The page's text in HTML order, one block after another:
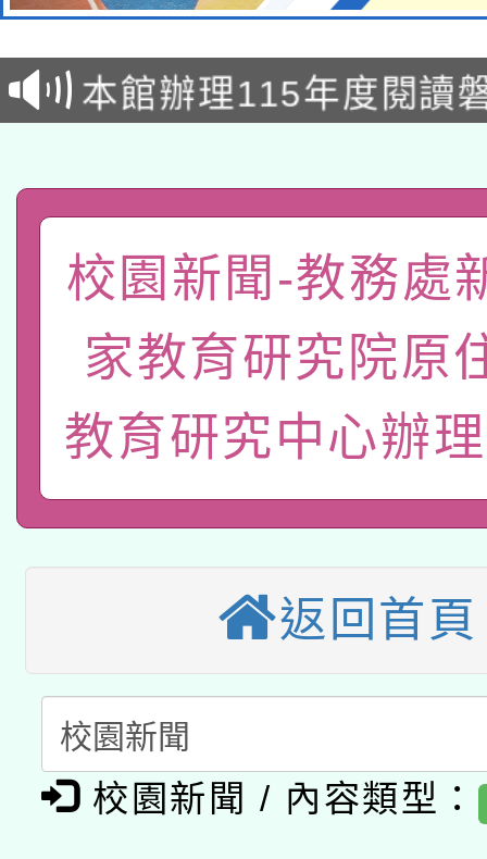
招甄選結果公告(無人
招)
適應運動共學行動站研
本館辦理115年度閱讀
暨閱讀推動專業研習
科技賦能─人工智慧
礎課程
A3數位素養講師名單
pilot」
有關大陸委員會函釋公
薪期間赴陸應申請許可
轉知經濟部水利署委託
業技術研究院辦理「
用水績優單位及節水達
動」
115年8月22日(星期六
桃園市孔廟祈福系列
開 智慧啟航」
2026年桃園地景藝術
本校115學年度第2次
招甄選結果公告(無人
適應運動共學行動站研
本館辦理115年度閱讀
暨閱讀推動專業研習
科技賦能─人工智慧
礎課程
A3數位素養講師名單
「數位內容與教學軟體
有關大陸委員會函釋公
校園新聞-教務處
家教育研究院原
教育研究中心辦
返回首頁
校園新聞 / 內容類型：